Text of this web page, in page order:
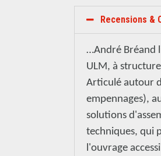
Recensions &
…André Bréand
ULM, à
Articulé autour
empennages),
solutions
techniques, qui
l'ouvrage